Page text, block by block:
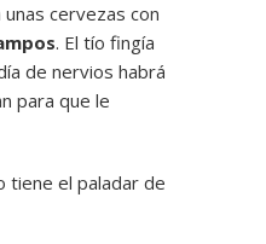
cervezas con
. El tío fingía
de nervios habrá
para que le
tiene el paladar de